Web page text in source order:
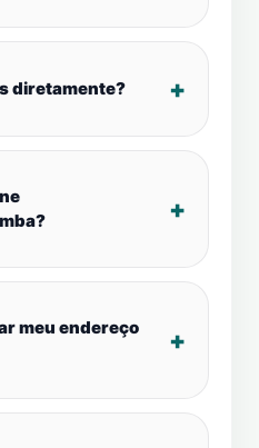
diretamente?
meu endereço